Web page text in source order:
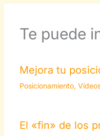
Te puede
Mejora tu
Posicionamiento,
El «fin» de los